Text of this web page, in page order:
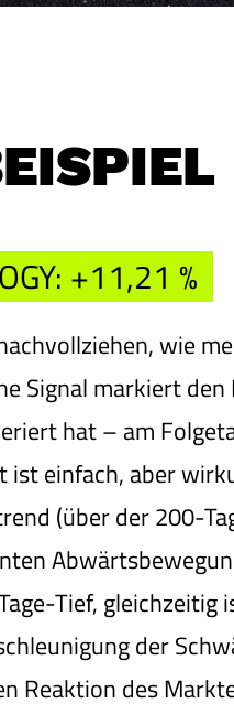
+11,21 %
wie
Signal markiert
hat – am
ist einfach, aber
(über der 200-
Tief, gleichzeitig
der
Reaktion des